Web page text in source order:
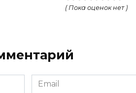
( Пока оценок нет )
Email